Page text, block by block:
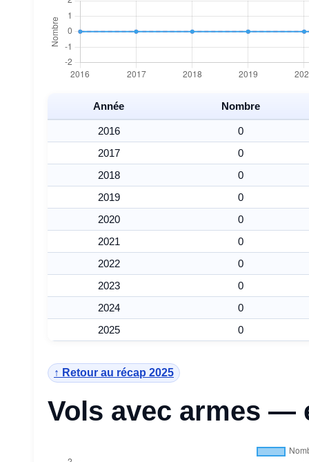
Année Nombre
2016
0
2017
0
2018
0
2019
0
2020
0
2021
0
2022
0
2023
0
2024
0
2025
0
↑ Retour au récap 2025
Vols avec armes —